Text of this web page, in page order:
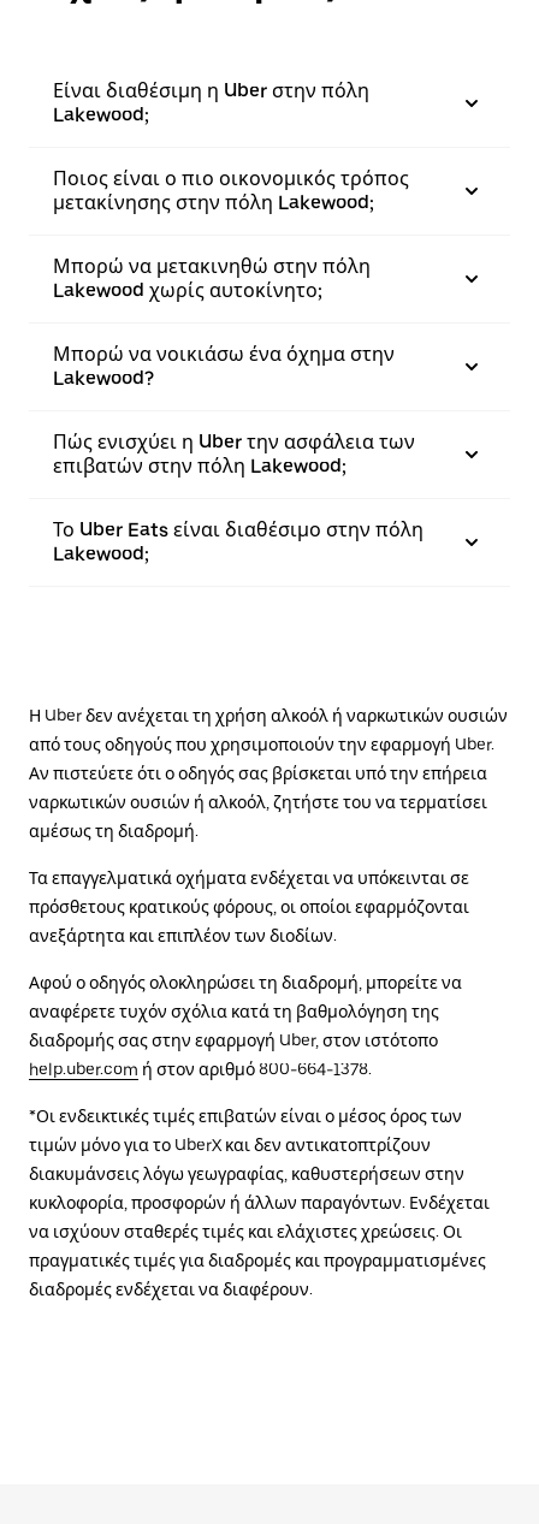
Είναι διαθέσιμη η Uber στην πόλη
Lakewood;
Ποιος είναι ο πιο οικονομικός τρόπος
μετακίνησης στην πόλη Lakewood;
Μπορώ να μετακινηθώ στην πόλη
Lakewood χωρίς αυτοκίνητο;
Μπορώ να νοικιάσω ένα όχημα στην
Lakewood?
Πώς ενισχύει η Uber την ασφάλεια των
επιβατών στην πόλη Lakewood;
Το Uber Eats είναι διαθέσιμο στην πόλη
Lakewood;
Η Uber δεν ανέχεται τη χρήση αλκοόλ ή ναρκωτικών ουσιών
από τους οδηγούς που χρησιμοποιούν την εφαρμογή Uber.
Αν πιστεύετε ότι ο οδηγός σας βρίσκεται υπό την επήρεια
ναρκωτικών ουσιών ή αλκοόλ, ζητήστε του να τερματίσει
αμέσως τη διαδρομή.
Τα επαγγελματικά οχήματα ενδέχεται να υπόκεινται σε
πρόσθετους κρατικούς φόρους, οι οποίοι εφαρμόζονται
ανεξάρτητα και επιπλέον των διοδίων.
Αφού ο οδηγός ολοκληρώσει τη διαδρομή, μπορείτε να
αναφέρετε τυχόν σχόλια κατά τη βαθμολόγηση της
διαδρομής σας στην εφαρμογή Uber, στον ιστότοπο
help.uber.com ή στον αριθμό 800-664-1378.
*Οι ενδεικτικές τιμές επιβατών είναι ο μέσος όρος των
τιμών μόνο για το UberX και δεν αντικατοπτρίζουν
διακυμάνσεις λόγω γεωγραφίας, καθυστερήσεων στην
κυκλοφορία, προσφορών ή άλλων παραγόντων. Ενδέχεται
να ισχύουν σταθερές τιμές και ελάχιστες χρεώσεις. Οι
πραγματικές τιμές για διαδρομές και προγραμματισμένες
διαδρομές ενδέχεται να διαφέρουν.